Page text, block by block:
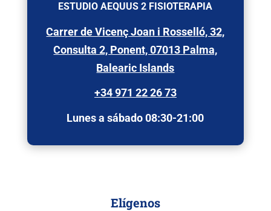
ESTUDIO AEQUUS 2 FISIOTERAPIA
Carrer de Vicenç Joan i Rosselló, 32,
Consulta 2, Ponent, 07013 Palma,
Balearic Islands
+34 971 22 26 73
Lunes a sábado 08:30-21:00
Elígenos